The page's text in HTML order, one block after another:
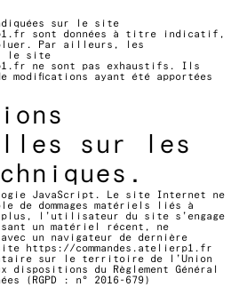
sur le site
sont données à titre indicatif,
Par ailleurs, les
le site
ne sont pas exhaustifs. Ils
modifications ayant été apportées
sur les
JavaScript. Le site Internet ne
de dommages matériels liés à
l’utilisateur du site s’engage
un matériel récent, ne
un navigateur de dernière
https://commandes.atelierp1.fr
sur le territoire de l’Union
dispositions du Règlement Général
(RGPD : n° 2016-679)